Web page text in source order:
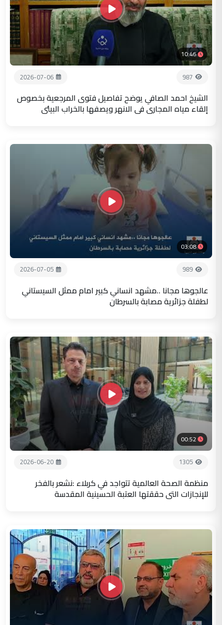
10:46
987
2026-07-06
الشيخ احمد الصافي يوضح تفاصيل فتوى المرجعية بخصوص
إلقاء مياه المجاري في الانهر ويصفها بالخراب البيئي
03:08
989
2026-07-05
عالجوها مجانا ..مشهد انساني كبير امام ممثل السيستاني
لطفلة جزائرية مصابة بالسرطان
00:52
1305
2026-06-20
منظمة الصحة العالمية تتواجد في كربلاء :نشعر بالفخر
للإنجازات التي حققتها العتبة الحسينية المقدسة